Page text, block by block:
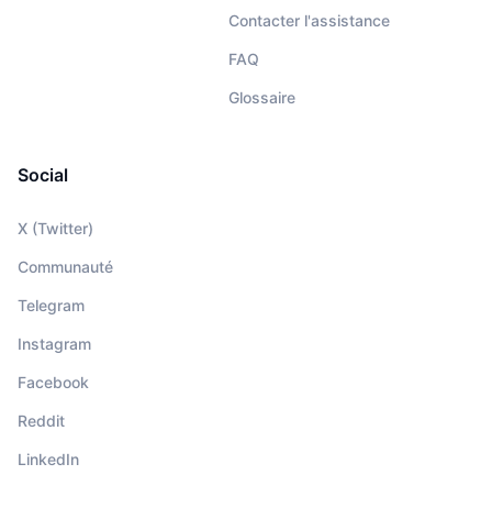
Contacter l'assistance
FAQ
Glossaire
Social
X (Twitter)
Communauté
Telegram
Instagram
Facebook
Reddit
LinkedIn